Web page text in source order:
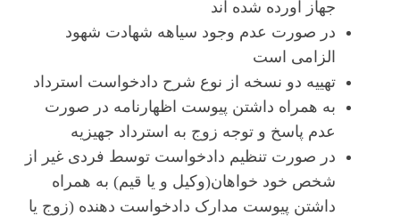
جهاز آورده شده اند
در صورت عدم وجود سیاهه شهادت شهود
الزامی است
تهییه دو نسخه از نوع شرح دادخواست استرداد
به همراه داشتن پیوست اظهارنامه در صورت
عدم پاسخ و توجه زوج به استرداد جهیزیه
در صورت تنظیم دادخواست توسط فردی غیر از
شخص خود خواهان(وکیل و یا قیم) به همراه
داشتن پیوست مدارک دادخواست دهنده (زوج یا